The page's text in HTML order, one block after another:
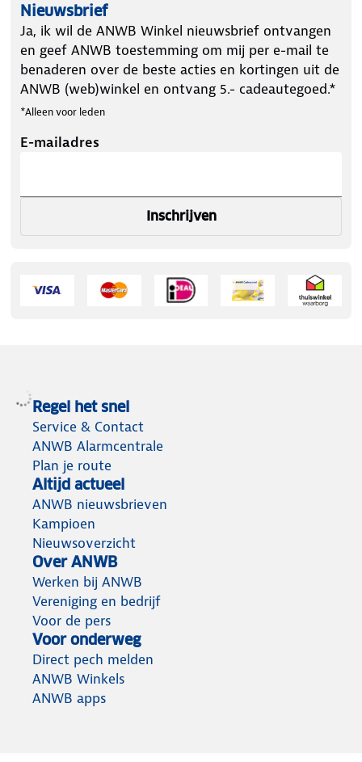
Nieuwsbrief
Ja, ik wil de ANWB Winkel nieuwsbrief ontvangen
en geef ANWB toestemming om mij per e-mail te
benaderen over de beste acties en kortingen uit de
ANWB (web)winkel en ontvang 5.- cadeautegoed.*
*Alleen voor leden
E-mailadres
Inschrijven
Regel het snel
Service & Contact
ANWB Alarmcentrale
Plan je route
Altijd actueel
ANWB nieuwsbrieven
Kampioen
Nieuwsoverzicht
Over ANWB
Werken bij ANWB
Vereniging en bedrijf
Voor de pers
Voor onderweg
Direct pech melden
ANWB Winkels
ANWB apps